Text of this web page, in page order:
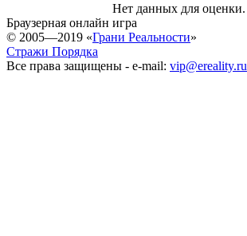
Нет данных для оценки.
Браузерная онлайн игра
© 2005—2019 «Грани Реальности»
Стражи Порядка
Все права защищены - e-mail: vip@ereality.ru